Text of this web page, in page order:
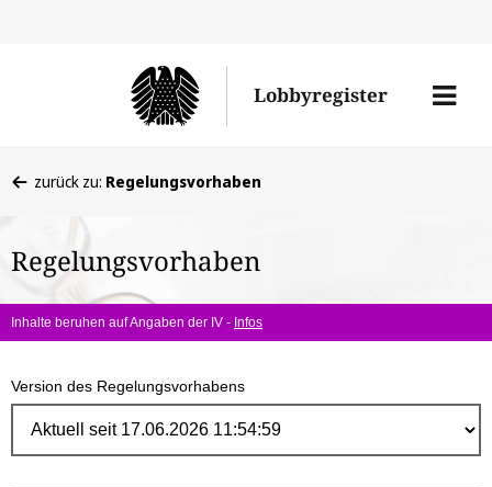
Lobbyregister
Menü
befinden
hier:
zurück zu: Regelungsvorhaben
Regelungsvorhaben
Inhalte beruhen auf Angaben der IV - Infos
Version des Regelungsvorhabens